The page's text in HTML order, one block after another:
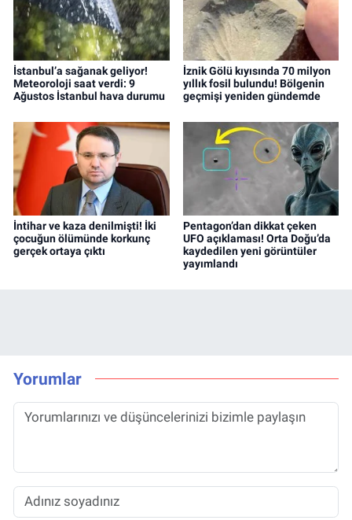
İstanbul’a sağanak geliyor!
Meteoroloji saat verdi: 9
Ağustos İstanbul hava durumu
İznik Gölü kıyısında 70 milyon
yıllık fosil bulundu! Bölgenin
geçmişi yeniden gündemde
İntihar ve kaza denilmişti! İki
çocuğun ölümünde korkunç
gerçek ortaya çıktı
Pentagon’dan dikkat çeken
UFO açıklaması! Orta Doğu’da
kaydedilen yeni görüntüler
yayımlandı
Yorumlar